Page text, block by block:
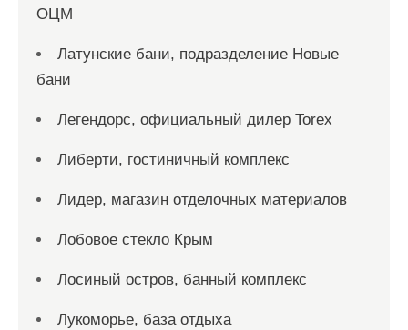
ОЦМ
Латунские бани, подразделение Новые
бани
Легендорс, официальный дилер Torex
Либерти, гостиничный комплекс
Лидер, магазин отделочных материалов
Лобовое стекло Крым
Лосиный остров, банный комплекс
Лукоморье, база отдыха